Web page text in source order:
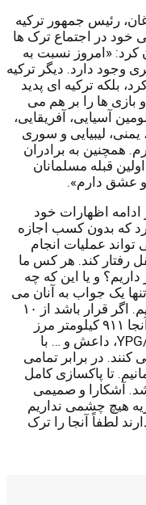
رئیس جمهور ترکیه
خود در اجتماع ترک ها
کرد: «امروز نسبت به
وجود دارد. دیگر ترکیه
بلکه ترکیه ای پدید
ها را بر هم می
آسیایی، آفریقایی،
یمنی، لیبیایی و سوری
همچنین به برادران
قبله مسلمانان
عشق دارم».
ادامه اظهارات خود
که بدون کسب اجازه
عملیات انجام
رفتار کند. هر کس ما
و یا این که چه
یک جواب به آنان می
دهیم و آن این که ما در سوریه مرز داریم. اگر قرار باشد از ۱۰
هزار کیلومتر دورتر به آنجا بیایند ما در آنجا ۹۱۱ کیلومتر مرز
مشترک داریم. تمام تروریست ها YPG/PKK، داعش و … با
در برابر تمامی
تا پاکسازی کامل
آشکارا و صمیمی
هیچ چشمی نداریم
لطفاً آنجا را ترک